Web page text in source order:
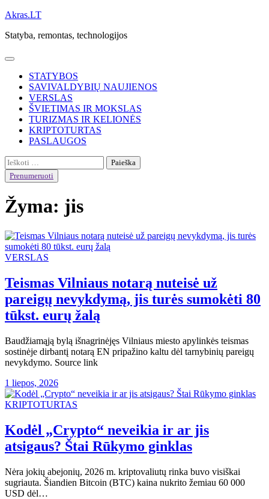
Skip
content
Akras.LT
Statyba, remontas, technologijos
STATYBOS
SAVIVALDYBIŲ NAUJIENOS
VERSLAS
ŠVIETIMAS IR MOKSLAS
TURIZMAS IR KELIONĖS
KRIPTOTURTAS
PASLAUGOS
Ieškoti:
Prenumeruoti
Žyma: jis
VERSLAS
Teismas Vilniaus notarą nuteisė už
pareigų nevykdymą, jis turės sumokėti 80
tūkst. eurų žalą
Baudžiamąją bylą išnagrinėjęs Vilniaus miesto apylinkės teismas
sostinėje dirbantį notarą EN pripažino kaltu dėl tarnybinių pareigų
nevykdymo. Source link
1 liepos, 2026
KRIPTOTURTAS
Kodėl „Crypto“ neveikia ir ar jis
atsigaus? Štai Rūkymo ginklas
Nėra jokių abejonių, 2026 m. kriptovaliutų rinka buvo visiškai
sugriauta. Šiandien Bitcoin (BTC) kaina nukrito žemiau 60 000
USD dėl…